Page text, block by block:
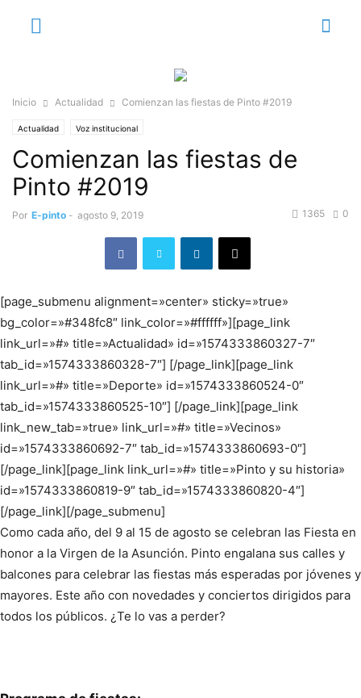
Inicio Actualidad Comienzan las fiestas de Pinto #2019
Actualidad Voz institucional
Comienzan las fiestas de
Pinto #2019
Por E-pinto - agosto 9, 2019 0
1365
[page_submenu alignment=»center» sticky=»true»
bg_color=»#348fc8″ link_color=»#ffffff»][page_link
link_url=»#» title=»Actualidad» id=»1574333860327-7″
tab_id=»1574333860328-7″] [/page_link][page_link
link_url=»#» title=»Deporte» id=»1574333860524-0″
tab_id=»1574333860525-10″] [/page_link][page_link
link_new_tab=»true» link_url=»#» title=»Vecinos»
id=»1574333860692-7″ tab_id=»1574333860693-0″]
[/page_link][page_link link_url=»#» title=»Pinto y su historia»
id=»1574333860819-9″ tab_id=»1574333860820-4″]
[/page_link][/page_submenu]
Como cada año, del 9 al 15 de agosto se celebran las Fiesta en
honor a la Virgen de la Asunción. Pinto engalana sus calles y
balcones para celebrar las fiestas más esperadas por jóvenes y
mayores. Este año con novedades y conciertos dirigidos para
todos los públicos. ¿Te lo vas a perder?